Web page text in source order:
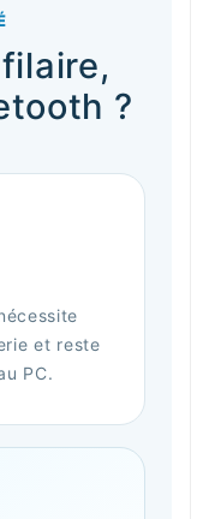
?
et reste
PC.